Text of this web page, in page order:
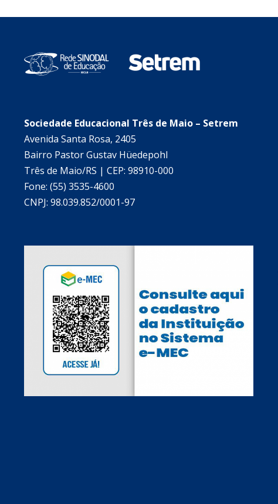
Sociedade Educacional Três de Maio – Setrem
Avenida Santa Rosa, 2405
Bairro Pastor Gustav Hüedepohl
Três de Maio/RS | CEP: 98910-000
Fone: (55) 3535-4600
CNPJ: 98.039.852/0001-97